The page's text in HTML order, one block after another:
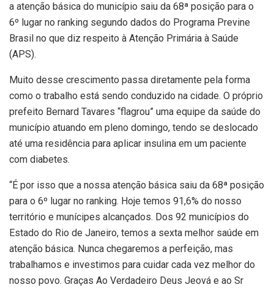
a atenção básica do município saiu da 68ª posição para o
6º lugar no ranking segundo dados do Programa Previne
Brasil no que diz respeito à Atenção Primária à Saúde
(APS).
Muito desse crescimento passa diretamente pela forma
como o trabalho está sendo conduzido na cidade. O próprio
prefeito Bernard Tavares “flagrou” uma equipe da saúde do
município atuando em pleno domingo, tendo se deslocado
até uma residência para aplicar insulina em um paciente
com diabetes.
“É por isso que a nossa atenção básica saiu da 68ª posição
para o 6º lugar no ranking. Hoje temos 91,6% do nosso
território e munícipes alcançados. Dos 92 municípios do
Estado do Rio de Janeiro, temos a sexta melhor saúde em
atenção básica. Nunca chegaremos a perfeição, mas
trabalhamos e investimos para cuidar cada vez melhor do
nosso povo. Graças Ao Verdadeiro Deus Jeová e ao Sr